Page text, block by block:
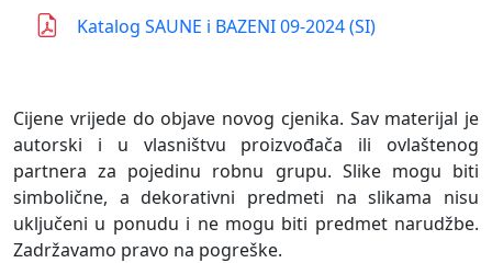
Katalog SAUNE i BAZENI 09-2024 (SI)
Cijene vrijede do objave novog cjenika. Sav materijal je
autorski i u vlasništvu proizvođača ili ovlaštenog
partnera za pojedinu robnu grupu. Slike mogu biti
simbolične, a dekorativni predmeti na slikama nisu
uključeni u ponudu i ne mogu biti predmet narudžbe.
Zadržavamo pravo na pogreške.